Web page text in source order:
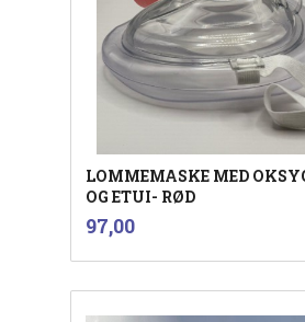
LOMMEMASKE MED
OG ETUI- RØD
Pris
97,00mva.